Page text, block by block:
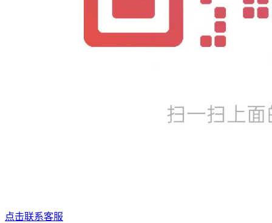
点击联系客服